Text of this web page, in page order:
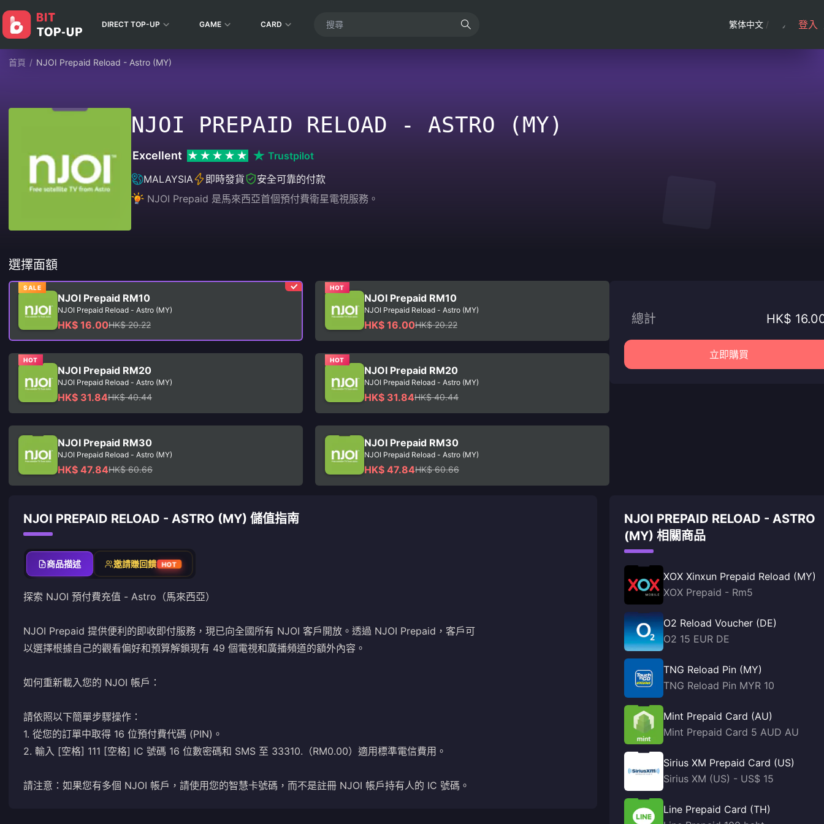
DIRECT TOP-UP GAME CARD 繁体中文 / 登入
首頁 / NJOI Prepaid Reload - Astro (MY)
NJOI PREPAID RELOAD - ASTRO (MY)
Excellent
Trustpilot
MALAYSIA
即時發貨
安全可靠的付款
NJOI Prepaid 是馬來西亞首個預付費衛星電視服務。
選擇面額
SALE
NJOI Prepaid RM10
NJOI Prepaid Reload - Astro (MY)
HK$ 16.00HK$ 20.22
HOT
NJOI Prepaid RM10
NJOI Prepaid Reload - Astro (MY)
HK$ 16.00HK$ 20.22
HOT
NJOI Prepaid RM20
NJOI Prepaid Reload - Astro (MY)
HK$ 31.84HK$ 40.44
HOT
NJOI Prepaid RM20
NJOI Prepaid Reload - Astro (MY)
HK$ 31.84HK$ 40.44
NJOI Prepaid RM30
NJOI Prepaid Reload - Astro (MY)
HK$ 47.84HK$ 60.66
NJOI Prepaid RM30
NJOI Prepaid Reload - Astro (MY)
HK$ 47.84HK$ 60.66
總計 HK$
立即購買
NJOI PREPAID RELOAD - ASTRO (MY) 儲值指南
商品描述 邀請賺回饋 HOT
探索 NJOI 預付費充值 - Astro（馬來西亞）
NJOI Prepaid 提供便利的即收即付服務，現已向全國所有 NJOI 客戶開放。透過 NJOI Prepaid，客戶可
以選擇根據自己的觀看偏好和預算解鎖現有 49 個電視和廣播頻道的額外內容。
如何重新載入您的 NJOI 帳戶：
請依照以下簡單步驟操作：
1. 從您的訂單中取得 16 位預付費代碼 (PIN)。
2. 輸入 [空格] 111 [空格] IC 號碼 16 位數密碼和 SMS 至 33310.（RM0.00）適用標準電信費用。
請注意：如果您有多個 NJOI 帳戶，請使用您的智慧卡號碼，而不是註冊 NJOI 帳戶持有人的 IC 號碼。
NJOI PREPAID RELOAD - ASTRO
(MY) 相關商品
XOX Xinxun Prepaid Reload (MY)
XOX Prepaid - Rm5
O2 Reload Voucher (DE)
O2 15 EUR DE
TNG Reload Pin (MY)
TNG Reload Pin MYR 10
Mint Prepaid Card (AU)
Mint Prepaid Card 5 AUD AU
Sirius XM Prepaid Card (US)
Sirius XM (US) - US$ 15
Line Prepaid Card (TH)